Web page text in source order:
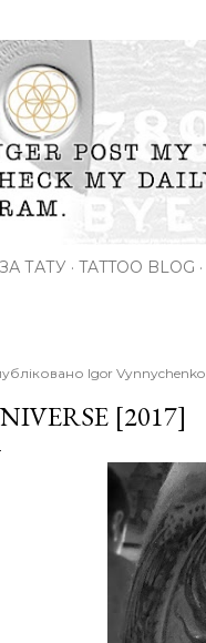
ТАТУ TATTOO BLOG
Igor Vynnychenko
[2017]